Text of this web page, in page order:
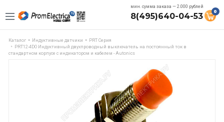
мин. сумма заказа — 2.000 рублей
8(495)640-04-53 0
Каталог Индуктивные датчики
PRT Серия
PRT12-4DO Индуктивный двухпроводный выключатель на постоянный ток в
стандартном корпусе с индикатором и кабелем - Autonics